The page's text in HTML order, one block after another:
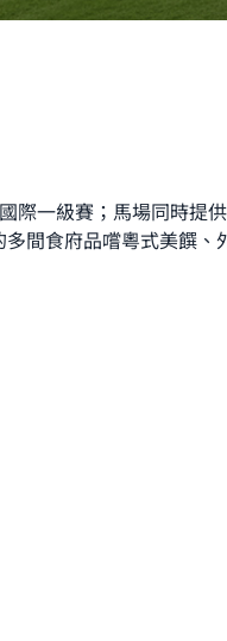
一級賽；馬場同時提
間食府品嚐粵式美饌